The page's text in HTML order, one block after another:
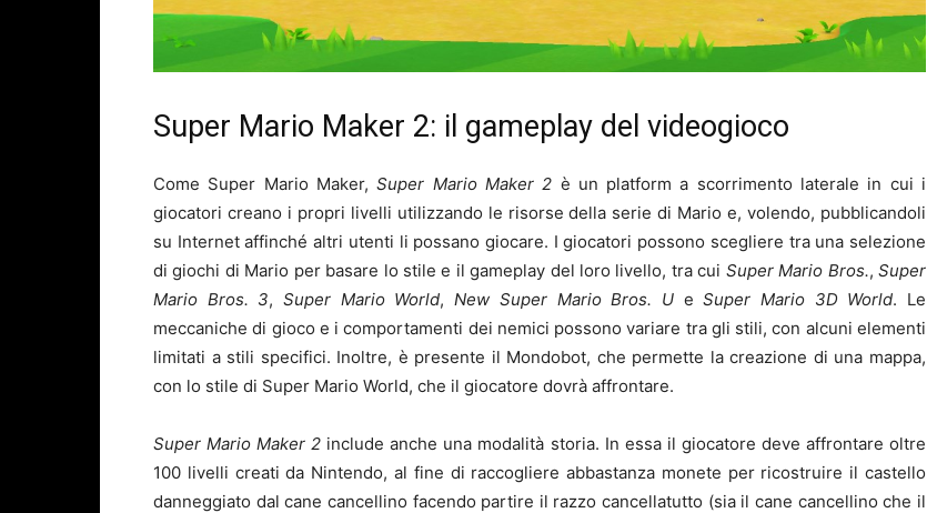
Super Mario Maker 2: il gameplay del videogioco
Come Super Mario Maker,Super Mario Maker 2 è un platform a scorrimento laterale in cui i
giocatori creano i propri livelli utilizzando le risorse della serie di Mario e, volendo, pubblicandoli
su Internet affinché altri utenti li possano giocare. I giocatori possono scegliere tra una selezione
di giochi di Mario per basare lo stile e il gameplay del loro livello, tra cui Super Mario Bros.,Super
Mario Bros. 3,Super Mario World,New Super Mario Bros. UeSuper Mario 3D World. Le
meccaniche di gioco e i comportamenti dei nemici possono variare tra gli stili, con alcuni elementi
limitati a stili specifici. Inoltre, è presente il Mondobot, che permette la creazione di una mappa,
con lo stile di Super Mario World, che il giocatore dovrà affrontare.
Super Mario Maker 2 include anche una modalità storia. In essa il giocatore deve affrontare oltre
100 livelli creati da Nintendo, al fine di raccogliere abbastanza monete per ricostruire il castello
danneggiato dal cane cancellino facendo partire il razzo cancellatutto (sia il cane cancellino che il